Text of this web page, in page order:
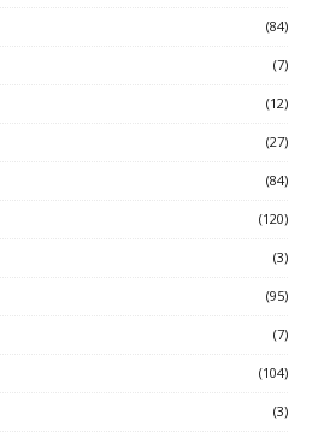
(84)
(7)
(12)
(27)
(84)
(120)
(3)
(95)
(7)
(104)
(3)